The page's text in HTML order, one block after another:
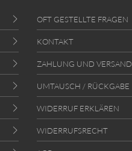
OFT GESTELLTE FRAGEN
KONTAKT
ZAHLUNG UND VERSAND
UMTAUSCH / RÜCKGABE
WIDERRUF ERKLÄREN
WIDERRUFSRECHT